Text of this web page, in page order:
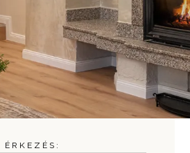
ÉRKEZÉS: